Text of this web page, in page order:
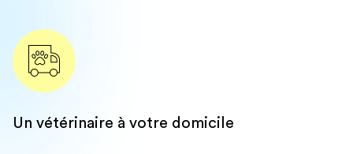
Un vétérinaire à votre domicile